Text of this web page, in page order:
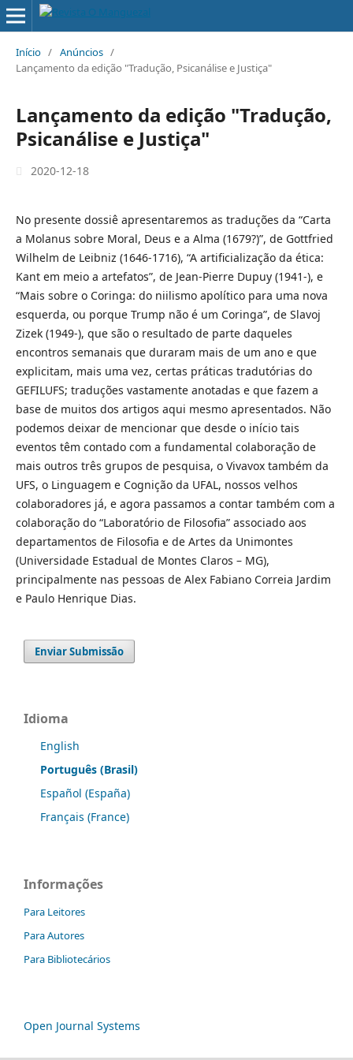
Início / Anúncios /
Lançamento da edição "Tradução, Psicanálise e Justiça"
Lançamento da edição "Tradução,
Psicanálise e Justiça"
2020-12-18
No presente dossiê apresentaremos as traduções da “Carta
a Molanus sobre Moral, Deus e a Alma (1679?)”, de Gottfried
Wilhelm de Leibniz (1646-1716), “A artificialização da ética:
Kant em meio a artefatos”, de Jean-Pierre Dupuy (1941-), e
“Mais sobre o Coringa: do niilismo apolítico para uma nova
esquerda, ou porque Trump não é um Coringa”, de Slavoj
Zizek (1949-), que são o resultado de parte daqueles
encontros semanais que duraram mais de um ano e que
explicitam, mais uma vez, certas práticas tradutórias do
GEFILUFS; traduções vastamente anotadas e que fazem a
base de muitos dos artigos aqui mesmo apresentados. Não
podemos deixar de mencionar que desde o início tais
eventos têm contado com a fundamental colaboração de
mais outros três grupos de pesquisa, o Vivavox também da
UFS, o Linguagem e Cognição da UFAL, nossos velhos
colaboradores já, e agora passamos a contar também com a
colaboração do “Laboratório de Filosofia” associado aos
departamentos de Filosofia e de Artes da Unimontes
(Universidade Estadual de Montes Claros – MG),
principalmente nas pessoas de Alex Fabiano Correia Jardim
e Paulo Henrique Dias.
Enviar Submissão
Idioma
English
Português (Brasil)
Español (España)
Français (France)
Informações
Para Leitores
Para Autores
Para Bibliotecários
Open Journal Systems